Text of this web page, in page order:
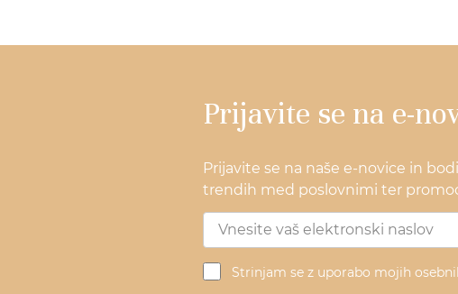
Prijavite se na e-
Prijavite se na naše e-novice in
trendih med poslovnimi ter
Strinjam se z uporabo mojih